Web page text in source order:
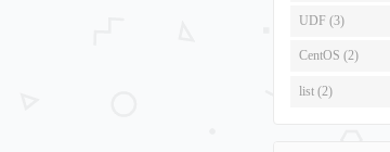
UDF (3)
CentOS (2)
list (2)